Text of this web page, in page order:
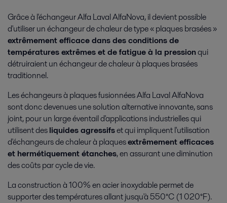
Biocarburants
Solutions pour la production de biocarburant
Biotechnologies
Pour la production douce mais efficace de protéines à partir de cultures
de cellules de mammifères, Alfa Laval propose une large gamme
d'équipements hygiéniques spécifiques
Grâce à l'échangeur Alfa Laval AlfaNova, il devient possible
d'utiliser un échangeur de chaleur de type « plaques brasées »
extrêmement efficace dans des conditions de
températures extrêmes et de fatigue à la pressionqui
détruiraient un échangeur de chaleur à plaques brasées
traditionnel.
Les échangeurs à plaques fusionnées Alfa Laval AlfaNova
sont donc devenues une solution alternative innovante, sans
joint, pour un large éventail d'applications industrielles qui
utilisent desliquides agressifset qui impliquent l'utilisation
d'échangeurs de chaleur à plaquesextrêmement efficaces
et hermétiquement étanches, en assurant une diminution
des coûts par cycle de vie.
La construction à 100% en acier inoxydable permet de
supporter des températures allant jusqu'à 550°C (1 020°F).